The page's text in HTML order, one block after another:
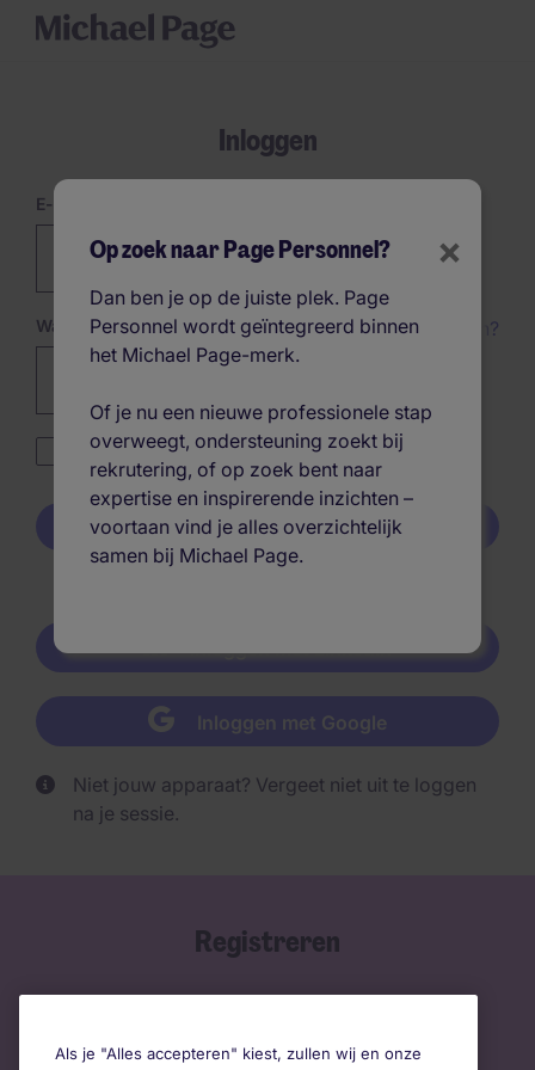
×
Op zoek naar Page Personnel?
Dan ben je op de juiste plek. Page
Personnel wordt geïntegreerd binnen
het Michael Page-merk.
Of je nu een nieuwe professionele stap
overweegt, ondersteuning zoekt bij
rekrutering, of op zoek bent naar
expertise en inspirerende inzichten –
voortaan vind je alles overzichtelijk
samen bij Michael Page.
Inloggen
E-mailadres
Wachtwoord vergeten?
Wachtwoord
Password hidden
Blijf ingelogd
Inloggen met LinkedIn
Inloggen met Google
Niet jouw apparaat? Vergeet niet uit te loggen
na je sessie.
Registreren
Als je "Alles accepteren" kiest, zullen wij en onze